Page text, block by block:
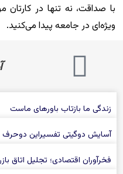
با صداقت، نه تنها در کارتان
ویژه‌ای در جامعه پیدا می‌کنید.
زندگی ما بازتاب باورهای ماست
آسایش دوگیتی تفسیراین دوحرف
فخرآوران اقتصادی؛ تجلیل اتاق